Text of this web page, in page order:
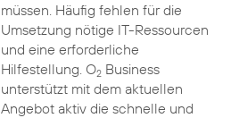
müssen. Häufig fehlen für die
Umsetzung nötige IT-Ressourcen
und eine erforderliche
Hilfestellung. O2Business
unterstützt mit dem aktuellen
Angebot aktiv die schnelle und